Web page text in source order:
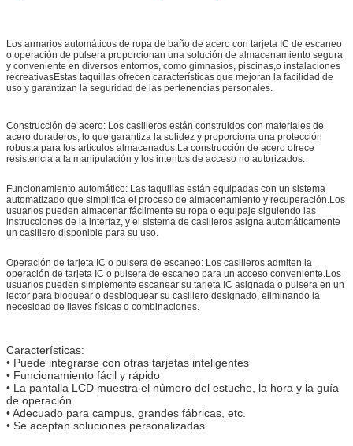
Deja un mensaje
¡Te llamaremos pronto!
Los armarios automáticos de ropa de baño de acero con tarjeta IC de escaneo
o operación de pulsera proporcionan una solución de almacenamiento segura
y conveniente en diversos entornos, como gimnasios, piscinas,o instalaciones
recreativasEstas taquillas ofrecen características que mejoran la facilidad de
uso y garantizan la seguridad de las pertenencias personales.
Construcción de acero: Los casilleros están construidos con materiales de
acero duraderos, lo que garantiza la solidez y proporciona una protección
robusta para los artículos almacenados.La construcción de acero ofrece
resistencia a la manipulación y los intentos de acceso no autorizados.
Funcionamiento automático: Las taquillas están equipadas con un sistema
automatizado que simplifica el proceso de almacenamiento y recuperación.Los
usuarios pueden almacenar fácilmente su ropa o equipaje siguiendo las
instrucciones de la interfaz, y el sistema de casilleros asigna automáticamente
un casillero disponible para su uso.
Operación de tarjeta IC o pulsera de escaneo: Los casilleros admiten la
operación de tarjeta IC o pulsera de escaneo para un acceso conveniente.Los
usuarios pueden simplemente escanear su tarjeta IC asignada o pulsera en un
lector para bloquear o desbloquear su casillero designado, eliminando la
necesidad de llaves físicas o combinaciones.
Características:
• Puede integrarse con otras tarjetas inteligentes
• Funcionamiento fácil y rápido
• La pantalla LCD muestra el número del estuche, la hora y la guía
de operación
• Adecuado para campus, grandes fábricas, etc.
• Se aceptan soluciones personalizadas